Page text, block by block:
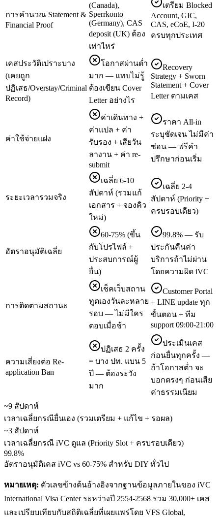
การคำนวณ Statement &
Financial Proof
(Canada),
Sperrkonto
(Germany), CAS
deposit (UK) ต้อง
เท่าไหร่
เตรียม Blocked
Account, GIC,
CAS, eCoE, I-20
ครบทุกประเทศ
เคสประวัติเปราะบาง
(เคยถูก
ปฏิเสธ/Overstay/Criminal
Record)
โอกาสผ่านต่ำ
มาก — แทบไม่รู้
ต้องเขียน Cover
Letter อย่างไร
Recovery
Strategy + Sworn
Statement + Cover
Letter ตามเคส
ค่าใช้จ่ายแฝง
ค่าเดินทาง +
ค่าแปล + ค่า
รับรอง + เสียวัน
ลางาน + ค่า re-
submit
ราคา All-in
ระบุชัดเจน ไม่มีค่า
ซ่อน — ฟรีคำ
ปรึกษาก่อนเริ่ม
ระยะเวลารวมจริง
เฉลี่ย 6-10
สัปดาห์ (รวมแก้
เอกสาร + จองคิว
ใหม่)
เฉลี่ย 2-4
สัปดาห์ (Priority +
ครบรอบเดียว)
อัตราอนุมัติเฉลี่ย
60-75% (ขึ้น
กับโปรไฟล์ +
ประสบการณ์ผู้
ยื่น)
99.8% — รับ
ประกันคืนค่า
บริการถ้าไม่ผ่าน
โดยความผิด iVC
การติดตามสถานะ
เช็คเว็บสถาน
ทูตเองวันละหลาย
รอบ — ไม่มีใคร
ตอบเมื่อช้า
Customer Portal
+ LINE update ทุก
ขั้นตอน + ทีม
support 09:00-21:00
ความเสี่ยงต่อ Re-
application Ban
ปฏิเสธ 2 ครั้ง
= บาง ปท. แบน 5
ปี — ต้องระวัง
มาก
ประเมินเคส
ก่อนยื่นทุกครั้ง —
ถ้าโอกาสต่ำ จะ
บอกตรงๆ ก่อนเสีย
ค่าธรรมเนียม
~9 สัปดาห์
เวลาเฉลี่ยกรณียื่นเอง (รวมเตรียม + แก้ไข + รอผล)
~3 สัปดาห์
เวลาเฉลี่ยกรณี iVC ดูแล (Priority Slot + ครบรอบเดียว)
99.8%
อัตราอนุมัติเคส iVC vs 60-75% สำหรับ DIY ทั่วไป
หมายเหตุ: ตัวเลขข้างต้นอ้างอิงจากฐานข้อมูลภายในของ iVC
International Visa Center ระหว่างปี 2554-2568 รวม 30,000+ เคส
และเปรียบเทียบกับสถิติเฉลี่ยที่เผยแพร่โดย VFS Global,